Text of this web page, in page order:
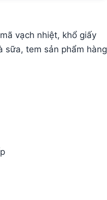
vạch nhiệt, khổ giấy
sữa, tem sản phẩm hàng